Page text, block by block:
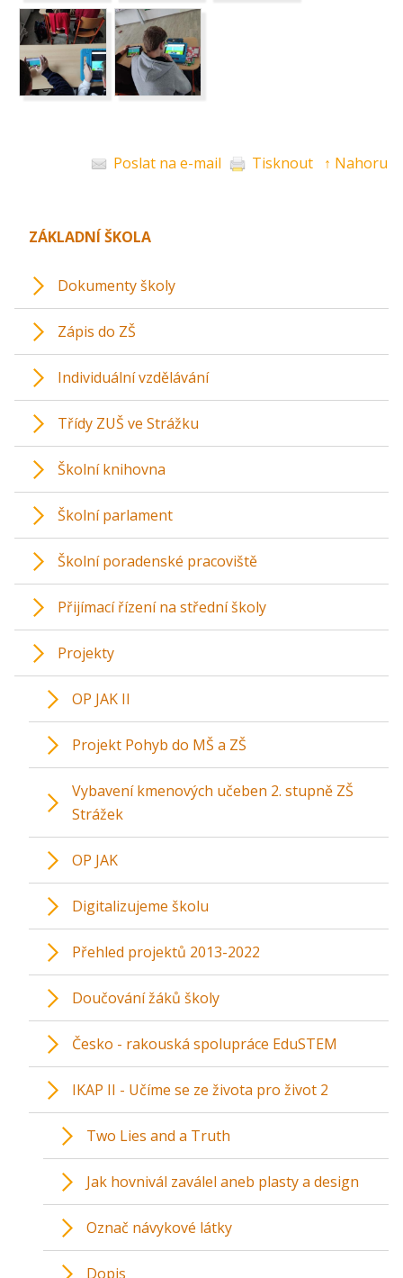
Poslat na e-mail Tisknout ↑ Nahoru
ZÁKLADNÍ ŠKOLA
Dokumenty školy
Zápis do ZŠ
Individuální vzdělávání
Třídy ZUŠ ve Strážku
Školní knihovna
Školní parlament
Školní poradenské pracoviště
Přijímací řízení na střední školy
Projekty
OP JAK II
Projekt Pohyb do MŠ a ZŠ
Vybavení kmenových učeben 2. stupně ZŠ
Strážek
OP JAK
Digitalizujeme školu
Přehled projektů 2013-2022
Doučování žáků školy
Česko - rakouská spolupráce EduSTEM
IKAP II - Učíme se ze života pro život 2
Two Lies and a Truth
Jak hovnivál zaválel aneb plasty a design
Označ návykové látky
Dopis